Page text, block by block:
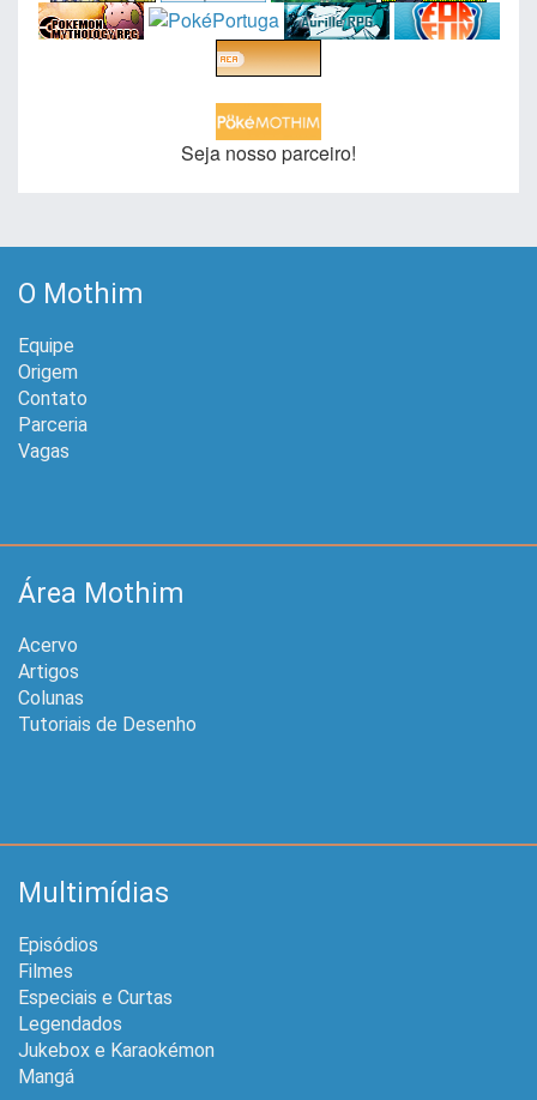
Seja nosso parceiro!
O Mothim
Equipe
Origem
Contato
Parceria
Vagas
Área Mothim
Acervo
Artigos
Colunas
Tutoriais de Desenho
Multimídias
Episódios
Filmes
Especiais e Curtas
Legendados
Jukebox e Karaokémon
Mangá